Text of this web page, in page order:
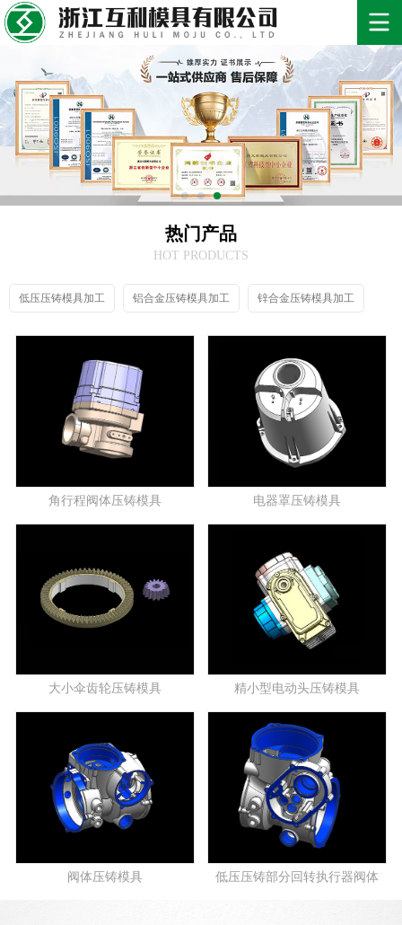
热门产品
HOT PRODUCTS
低压压铸模具加工 铝合金压铸模具加工 锌合金压铸模具加工
角行程阀体压铸模具 电器罩压铸模具
大小伞齿轮压铸模具 精小型电动头压铸模具
阀体压铸模具 低压压铸部分回转执行器阀体